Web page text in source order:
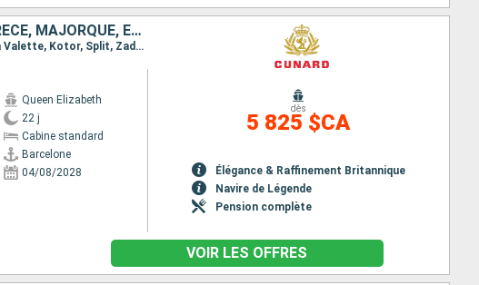
MINORQUE, FRANCE, MALTE, MONTÉNÉGRO, CROATIE, ITALIE, GRÈCE, MAJORQUE, ESPAGNE
Itinéraire : Barcelone, Minorque, Marseille, Calvi, La Spezia, Civitavecchia - Rome, La Valette, Kotor, Split, Zadar, Trieste, Dubrovnik, Corfou, Messine (Détroit), Messine, Palma de Majorque, Barcelone
Queen Elizabeth
22 j
Cabine standard
Barcelone
04/08/2028
dès
5 825 $CA
Élégance & Raffinement Britannique
Navire de Légende
Pension complète
VOIR LES OFFRES